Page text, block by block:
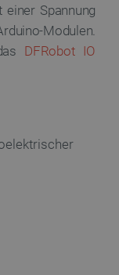
Spannung
Modulen.
DFRobot IO